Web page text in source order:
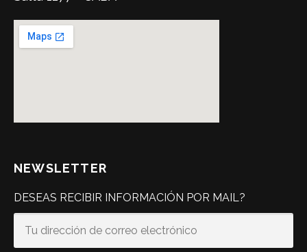
NEWSLETTER
DESEAS RECIBIR INFORMACIÓN POR MAIL?